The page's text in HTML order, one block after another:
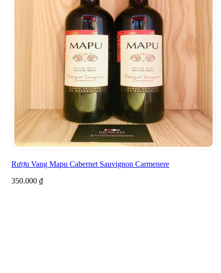
Rượu Vang Mapu Cabernet Sauvignon Carmenere
350.000 ₫